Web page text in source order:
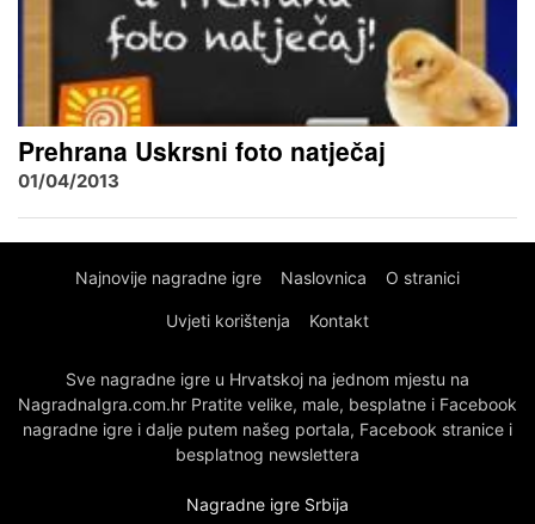
Prehrana Uskrsni foto natječaj
01/04/2013
Najnovije nagradne igre Naslovnica O stranici
Uvjeti korištenja Kontakt
Sve nagradne igre u Hrvatskoj na jednom mjestu na
NagradnaIgra.com.hr Pratite velike, male, besplatne i Facebook
nagradne igre i dalje putem našeg portala, Facebook stranice i
besplatnog newslettera
Nagradne igre Srbija